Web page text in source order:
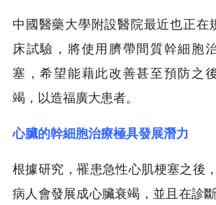
中國醫藥大學附設醫院最近也正在
床試驗，將使用臍帶間質幹細胞
塞，希望能藉此改善甚至預防之
竭，以造福廣大患者。
心臟的幹細胞治療極具發展潛力
根據研究，罹患急性心肌梗塞之後
病人會發展成心臟衰竭，並且在診